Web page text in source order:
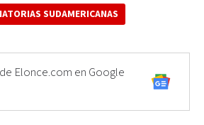
SUDAMERICANAS
Elonce.com en Google